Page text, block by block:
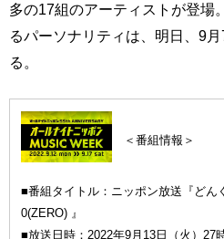
多の17組のアーティストが登場
るパーソナリティは、明日、9
る。
＜番組情報＞
■番組タイトル：ニッポン放送『どん
0(ZERO) 』
■放送日時：2022年9月13日（火）27